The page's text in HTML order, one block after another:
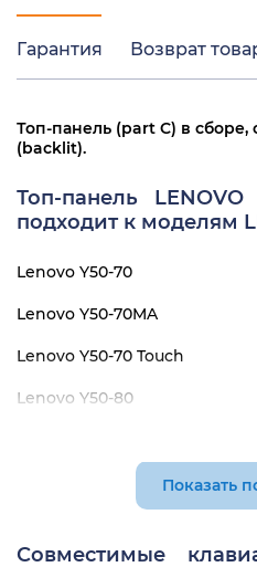
Гарантия Возврат
Топ-панель (part C) в
(backlit).
Топ-панель
подходит к моделям
Lenovo Y50-70
Lenovo Y50-70MA
Lenovo Y50-70 Touch
Lenovo Y50-80
Показать
Совместимые